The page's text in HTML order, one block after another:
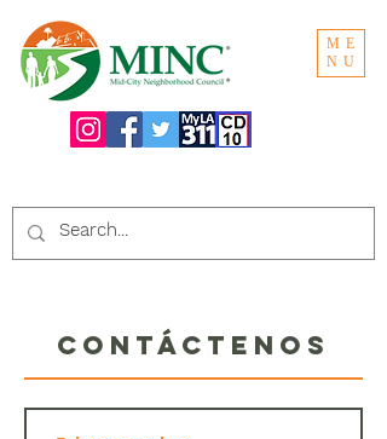
ME
NU
Contáctenos